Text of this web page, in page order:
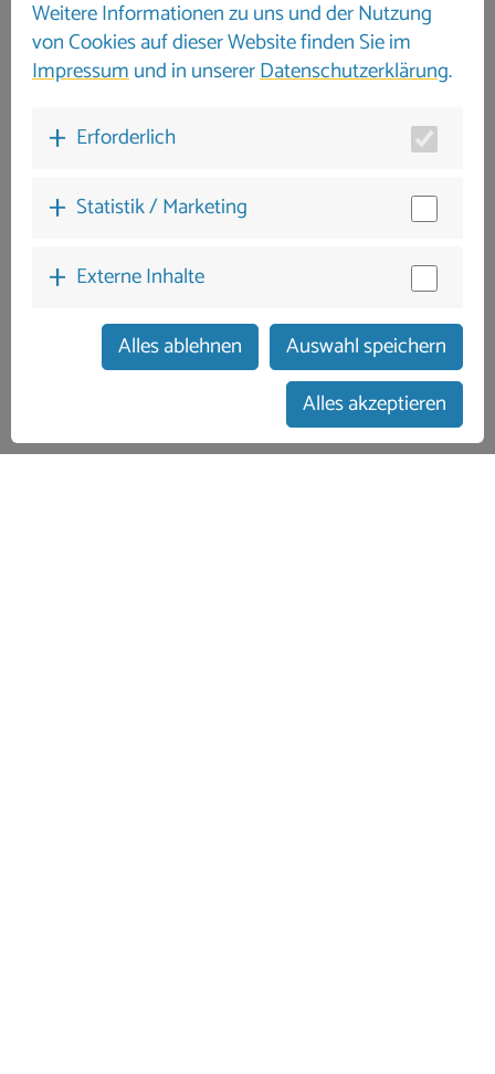
zum Buchungskalender
Weitere Informationen zu uns und der Nutzung
von Cookies auf dieser Website finden Sie im
Impressumund in unsererDatenschutzerklärung.
Erforderlich
Statistik / Marketing
Externe Inhalte
Alles ablehnen
Auswahl speichern
Alles akzeptieren